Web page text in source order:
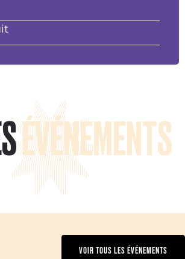
ÉVÉNEMENTS
VOIR TOUS LES ÉVÉNEMENTS